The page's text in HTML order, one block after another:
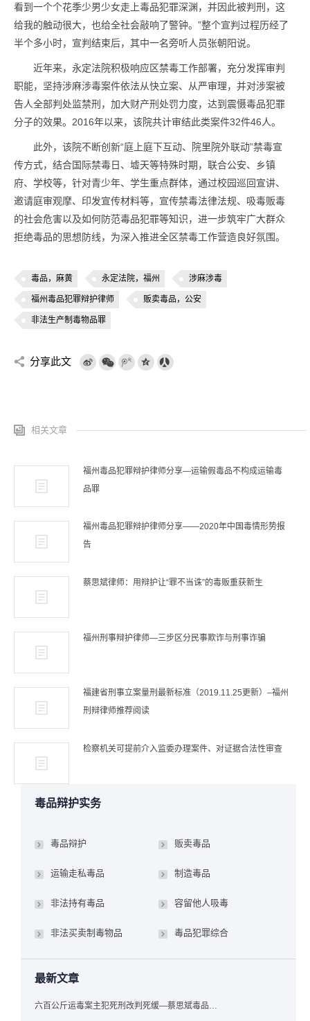
看到一个个花季少男少女走上毒品犯罪深渊，并因此被判刑，这
给我的触动很大，也给全社会敲响了警钟。”整个宣判过程历经了
半个多小时，宣判结束后，其中一名旁听人员张朝阳说。
近年来，永定法院积极响应区禁毒工作部署，充分发挥审判
职能，坚持涉麻涉毒案件依法从快立案、从严审理，并对涉案被
告人全部判处监禁刑，加大财产刑处罚力度，达到震慑毒品犯罪
分子的效果。2016年以来，该院共计审结此类案件32件46人。
此外，该院不断创新“庭上庭下互动、院里院外联动”禁毒宣
传方式，结合国际禁毒日、墟天等特殊时期，联合公安、乡镇
府、学校等，针对青少年、学生重点群体，通过校园巡回宣讲、
邀请庭审观摩、印发宣传材料等，宣传禁毒法律法规、吸毒贩毒
的社会危害以及如何防范毒品犯罪等知识，进一步筑牢广大群众
拒绝毒品的思想防线，为深入推进全区禁毒工作营造良好氛围。
毒品，麻黄 永定法院，福州 涉麻涉毒
福州毒品犯罪辩护律师 贩卖毒品，公安
非法生产制毒物品罪
分享此文
相关文章
福州毒品犯罪辩护律师分享—运输假毒品不构成运输毒
品罪
福州毒品犯罪辩护律师分享——2020年中国毒情形势报
告
蔡思斌律师：用辩护让“罪不当诛”的毒贩重获新生
福州刑事辩护律师—三步区分民事欺诈与刑事诈骗
福建省刑事立案量刑最新标准（2019.11.25更新）–福州
刑辩律师推荐阅读
检察机关可提前介入监委办理案件、对证据合法性审查
毒品辩护实务
毒品辩护 贩卖毒品
运输走私毒品 制造毒品
非法持有毒品 容留他人吸毒
非法买卖制毒物品 毒品犯罪综合
最新文章
六百公斤运毒案主犯死刑改判死缓—蔡思斌毒品犯罪辩护成功案例